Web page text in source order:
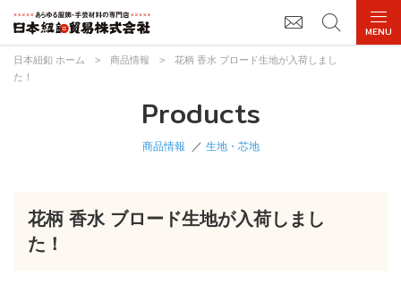
日本紐釦 ホーム > 商品情報 >
花柄 香水 ブロード生地が入荷しまし
た！
Products
商品情報 生地・芯地
花柄 香水 ブロード生地が入荷しまし
た！